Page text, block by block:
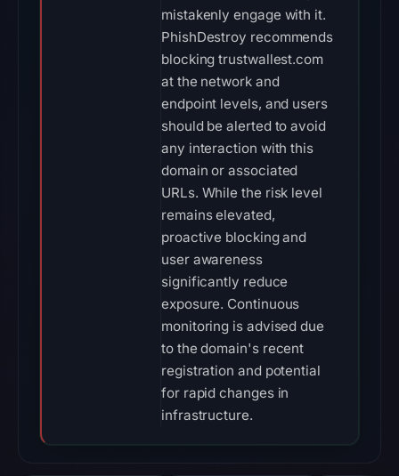
mistakenly engage with it.
PhishDestroy recommends
blocking trustwallest.com
at the network and
endpoint levels, and users
should be alerted to avoid
any interaction with this
domain or associated
URLs. While the risk level
remains elevated,
proactive blocking and
user awareness
significantly reduce
exposure. Continuous
monitoring is advised due
to the domain's recent
registration and potential
for rapid changes in
infrastructure.